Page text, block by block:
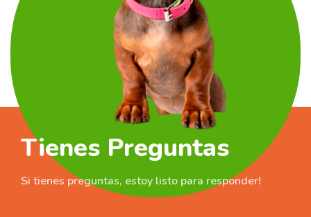
pequeña, adaptado a sus
requerimientos nutricionales.
Tienes Preguntas
Si tienes preguntas, estoy listo para responder!